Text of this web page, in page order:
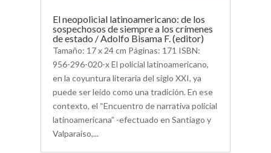
El neopolicial latinoamericano: de los
sospechosos de siempre a los crímenes
de estado / Adolfo Bisama F. (editor)
Tamaño: 17 x 24 cm Páginas: 171 ISBN:
956-296-020-x El policial latinoamericano,
en la coyuntura literaria del siglo XXI, ya
puede ser leído como una tradición. En ese
contexto, el “Encuentro de narrativa policial
latinoamericana” -efectuado en Santiago y
Valparaíso,...